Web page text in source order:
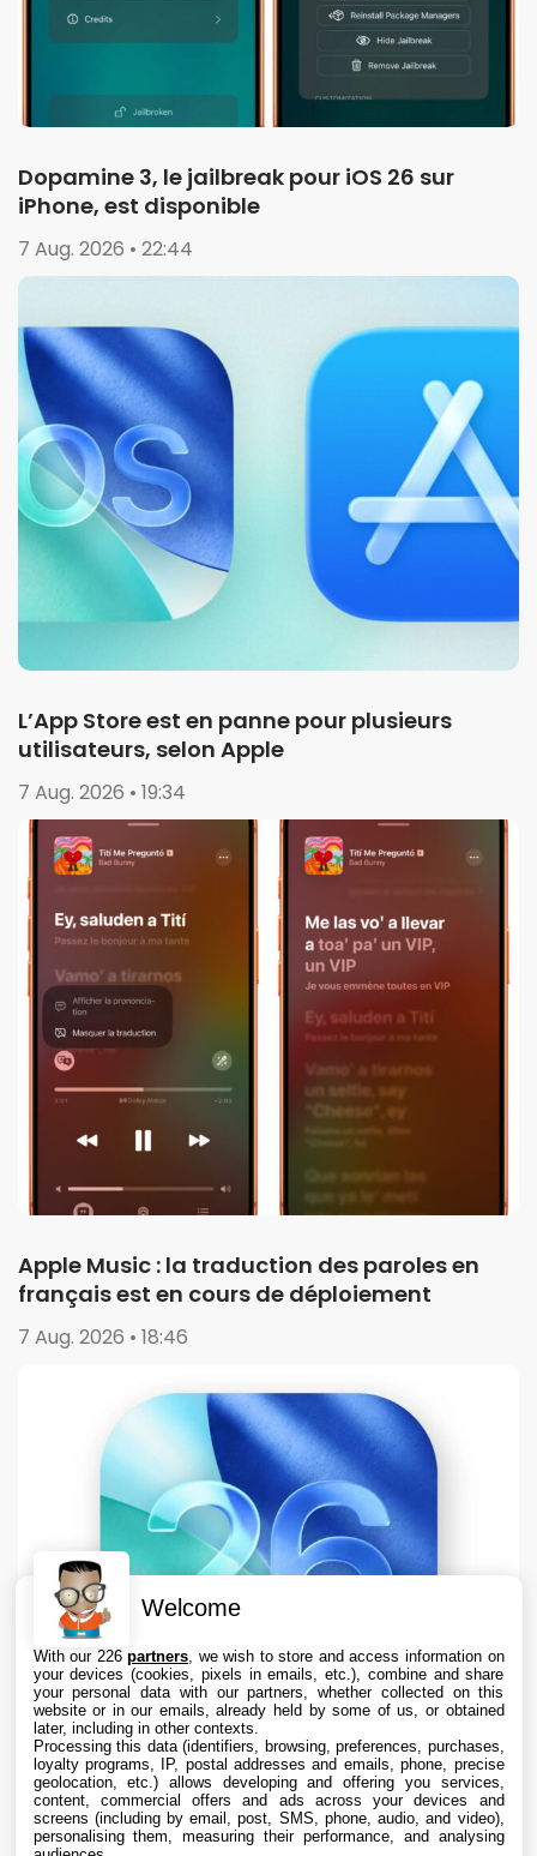
Dopamine 3, le jailbreak pour iOS 26 sur
iPhone, est disponible
7 Aug. 2026 • 22:44
L’App Store est en panne pour plusieurs
utilisateurs, selon Apple
7 Aug. 2026 • 19:34
Apple Music : la traduction des paroles en
français est en cours de déploiement
7 Aug. 2026 • 18:46
Apple teste iOS 26.6.1 sur iPhone pour des
correctifs
Welcome
With our 226partners , we wish to store and access information on
your devices (cookies, pixels in emails, etc.), combine and share
your personal data with our partners, whether collected on this
website or in our emails, already held by some of us, or obtained
later, including in other contexts.
Processing this data (identifiers, browsing, preferences, purchases,
loyalty programs, IP, postal addresses and emails, phone, precise
geolocation, etc.) allows developing and offering you services,
content, commercial offers and ads across your devices and
screens (including by email, post, SMS, phone, audio, and video),
personalising them, measuring their performance, and analysing